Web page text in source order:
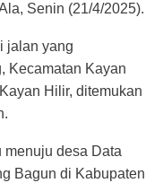
Senin (21/4/2025).
jalan yang
Kecamatan Kayan
Hilir, ditemukan
menuju desa Data
Bagun di Kabupaten